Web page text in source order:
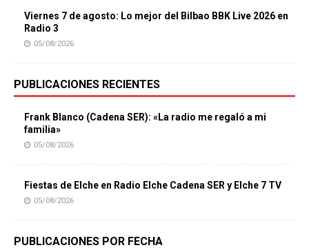
Viernes 7 de agosto: Lo mejor del Bilbao BBK Live 2026 en
Radio 3
05/08/2026
PUBLICACIONES RECIENTES
Frank Blanco (Cadena SER): «La radio me regaló a mi
familia»
05/08/2026
Fiestas de Elche en Radio Elche Cadena SER y Elche 7 TV
05/08/2026
PUBLICACIONES POR FECHA